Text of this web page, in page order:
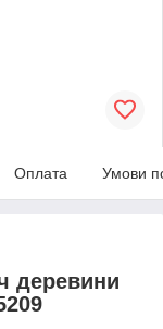
Оплата Умови
деревини